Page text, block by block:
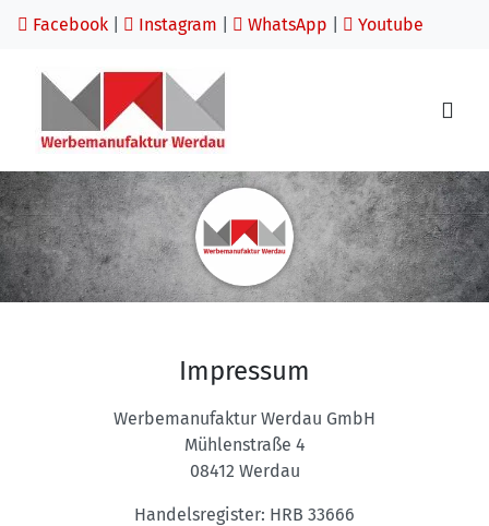
Facebook Instagram WhatsApp Youtube
Impressum
Werbemanufaktur Werdau GmbH
Mühlenstraße 4
08412 Werdau
Handelsregister: HRB 33666